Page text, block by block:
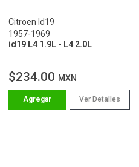
Citroen Id19
1957-1969
id19 L4 1.9L - L4 2.0L
$234.00 MXN
Ver Detalles